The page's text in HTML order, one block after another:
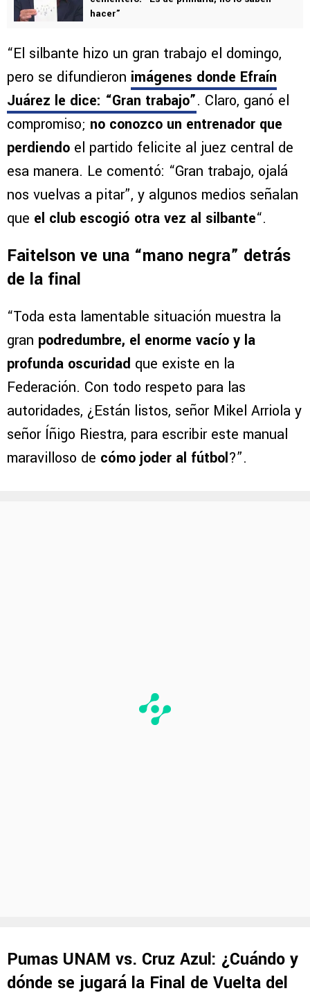
hacer”
“El silbante hizo un gran trabajo el domingo,
pero se difundieron imágenes donde Efraín
Juárez le dice: “Gran trabajo”. Claro, ganó el
compromiso; no conozco un entrenador que
perdiendo el partido felicite al juez central de
esa manera. Le comentó: “Gran trabajo, ojalá
nos vuelvas a pitar”, y algunos medios señalan
que el club escogió otra vez al silbante“.
Faitelson ve una “mano negra” detrás
de la final
“Toda esta lamentable situación muestra la
gran podredumbre, el enorme vacío y la
profunda oscuridad que existe en la
Federación. Con todo respeto para las
autoridades, ¿Están listos, señor Mikel Arriola y
señor Íñigo Riestra, para escribir este manual
maravilloso de cómo joder al fútbol?”.
Pumas UNAM vs. Cruz Azul: ¿Cuándo y
dónde se jugará la Final de Vuelta del